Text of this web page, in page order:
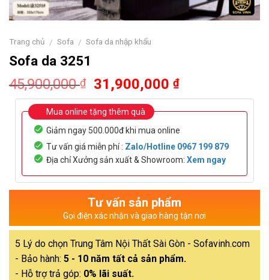
Trang chủ / Sofa / Sofa da nhập khẩu
Sofa da 3251
45,900,000₫
Original
price
was:
45,900,000 ₫.
31,900,000₫Current
price
is:
31,900,000
Mua online tặng thêm quà
Giảm ngay 500.000đ khi mua online
Tư vấn giá miễn phí : Zalo/Hotline 0967 199 879
Địa chỉ Xưởng sản xuất & Showroom: Xem ngay
Tư vấn sản phẩm
Gọi điện xác nhận và giao hàng tận nơi
5 Lý do chọn Trung Tâm Nội Thất Sài Gòn - Sofavinh.com
- Bảo hành: 5 - 10 năm tất cả sản phẩm.
- Hỗ trợ trả góp: 0% lãi suất.